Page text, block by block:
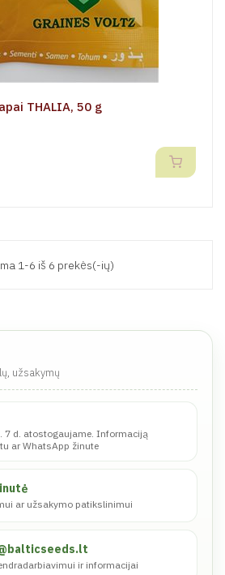
THALIA, 50 g
1-6 iš 6 prekės(-ių)
užsakymų
7 d. atostogaujame. Informaciją
ar WhatsApp žinute
ar užsakymo patikslinimui
ir informacijai